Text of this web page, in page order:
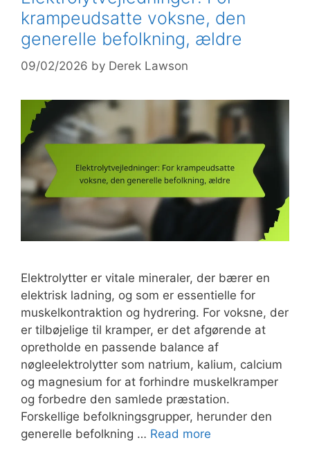
krampeudsatte voksne, den
generelle befolkning, ældre
09/02/2026 by Derek Lawson
Elektrolytter er vitale mineraler, der bærer en
elektrisk ladning, og som er essentielle for
muskelkontraktion og hydrering. For voksne, der
er tilbøjelige til kramper, er det afgørende at
opretholde en passende balance af
nøgleelektrolytter som natrium, kalium, calcium
og magnesium for at forhindre muskelkramper
og forbedre den samlede præstation.
Forskellige befolkningsgrupper, herunder den
generelle befolkning … Read more